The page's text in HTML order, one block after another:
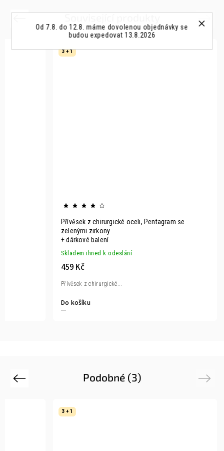
Od 7.8. do 12.8. máme dovolenou objednávky se
budou expedovat 13.8.2026
Související produkty
3 + 1
Přívěsek z chirurgické oceli, Pentagram se
zelenými zirkony
+ dárkové balení
Skladem ihned k odeslání
459 Kč
Do košíku
Přívěsek z chirurgické...
Podobné (3)
Previous
3 + 1
Next